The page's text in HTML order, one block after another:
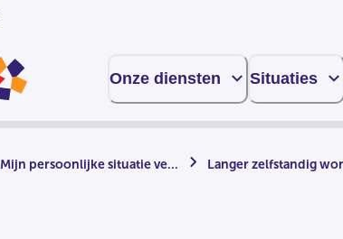
Onze diensten Situaties
Mijn persoonlijke situatie ve... Langer zelfstandig